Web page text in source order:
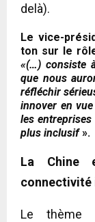
delà).
Le vice-
ton sur le
«(…) consiste
que nous
réfléchir
innover en
les
plus inclusif».
La Chine
connectivité
Le thème